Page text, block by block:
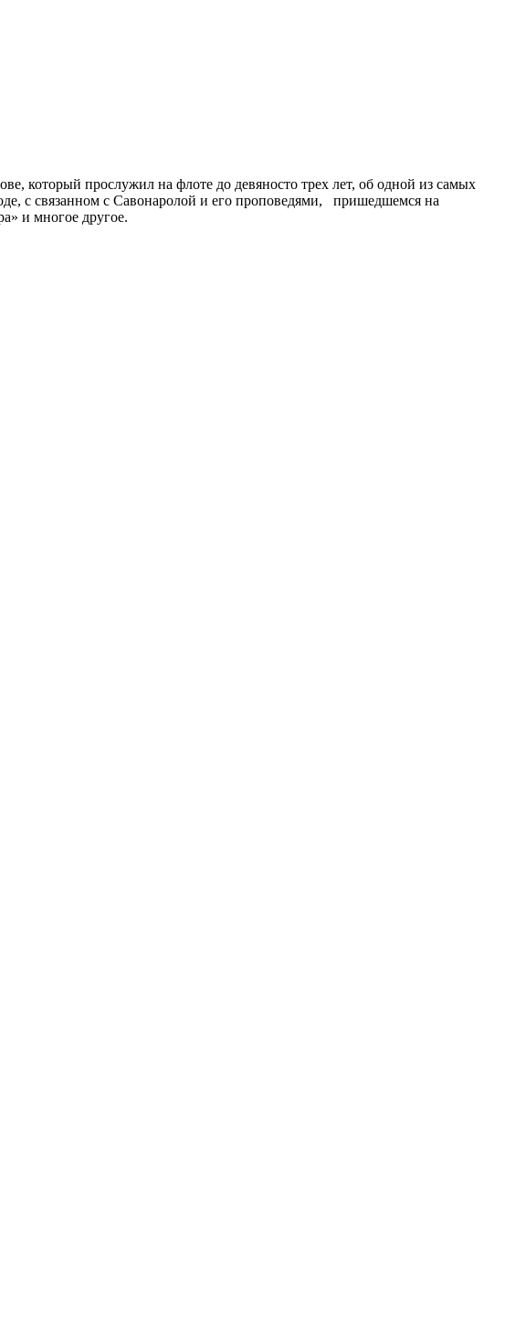
который прослужил на флоте до девяносто трех лет, об одной из самых
с связанном с Савонаролой и его проповедями, пришедшемся на
и многое другое.